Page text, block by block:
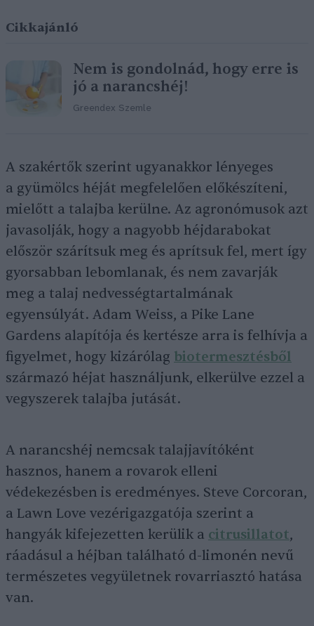
Cikkajánló
Nem is gondolnád, hogy erre is
jó a narancshéj!
Greendex Szemle
A szakértők szerint ugyanakkor lényeges
a gyümölcs héját megfelelően előkészíteni,
mielőtt a talajba kerülne. Az agronómusok azt
javasolják, hogy a nagyobb héjdarabokat
először szárítsuk meg és aprítsuk fel, mert így
gyorsabban lebomlanak, és nem zavarják
meg a talaj nedvességtartalmának
egyensúlyát. Adam Weiss, a Pike Lane
Gardens alapítója és kertésze arra is felhívja a
figyelmet, hogy kizárólag biotermesztésből
származó héjat használjunk, elkerülve ezzel a
vegyszerek talajba jutását.
A narancshéj nemcsak talajjavítóként
hasznos, hanem a rovarok elleni
védekezésben is eredményes. Steve Corcoran,
a Lawn Love vezérigazgatója szerint a
hangyák kifejezetten kerülik a citrusillatot,
ráadásul a héjban található d-limonén nevű
természetes vegyületnek rovarriasztó hatása
van.